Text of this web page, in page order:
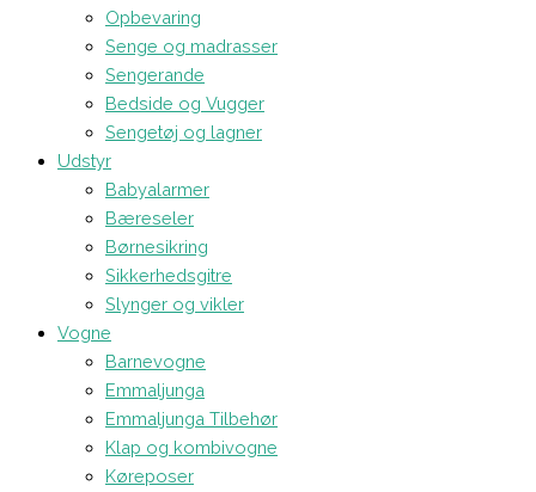
Opbevaring
Senge og madrasser
Sengerande
Bedside og Vugger
Sengetøj og lagner
Udstyr
Babyalarmer
Bæreseler
Børnesikring
Sikkerhedsgitre
Slynger og vikler
Vogne
Barnevogne
Emmaljunga
Emmaljunga Tilbehør
Klap og kombivogne
Køreposer